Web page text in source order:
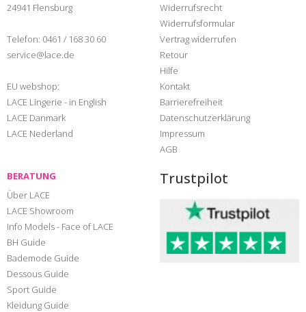
24941 Flensburg
Telefon: 0461 / 168 30 60
service@lace.de
EU webshop:
LACE Lingerie - in English
LACE Danmark
LACE Nederland
Widerrufsrecht
Widerrufsformular
Vertrag widerrufen
Retour
Hilfe
Kontakt
Barrierefreiheit
Datenschutzerklärung
Impressum
AGB
BERATUNG
Über LACE
LACE Showroom
Info Models - Face of LACE
BH Guide
Bademode Guide
Dessous Guide
Sport Guide
Kleidung Guide
Trustpilot